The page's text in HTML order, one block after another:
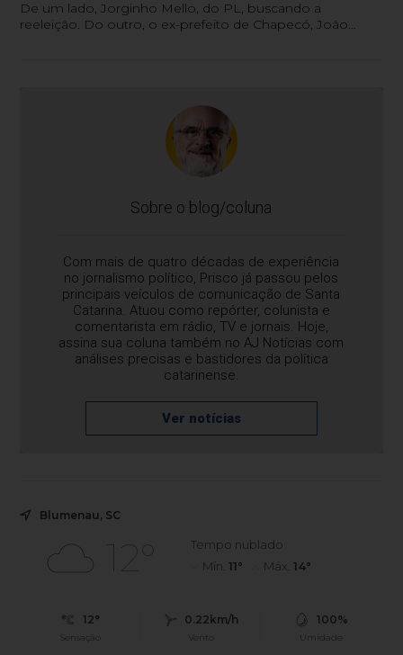
De um lado, Jorginho Mello, do PL, buscando a
reeleição. Do outro, o ex-prefeito de Chapecó, João
Sobre o blog/coluna
Com mais de quatro décadas de experiência
no jornalismo político, Prisco já passou pelos
principais veículos de comunicação de Santa
Catarina. Atuou como repórter, colunista e
comentarista em rádio, TV e jornais. Hoje,
assina sua coluna também no AJ Notícias com
análises precisas e bastidores da política
catarinense.
Ver notícias
Blumenau, SC
12°
Tempo nublado
Mín. 11° Máx. 14°
12°
Sensação
0.22km/h
Vento
100%
Umidade